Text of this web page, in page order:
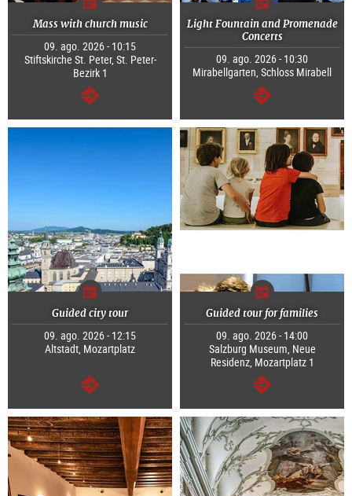
Mass with church music
09. ago. 2026 - 10:15
Stiftskirche St. Peter, St. Peter-
Bezirk 1
continuar
Light Fountain and Promenade
Concerts
09. ago. 2026 - 10:30
Mirabellgarten, Schloss Mirabell
continuar
Guided city tour
09. ago. 2026 - 12:15
Altstadt, Mozartplatz
continuar
Guided tour for families
09. ago. 2026 - 14:00
Salzburg Museum, Neue
Residenz, Mozartplatz 1
continuar